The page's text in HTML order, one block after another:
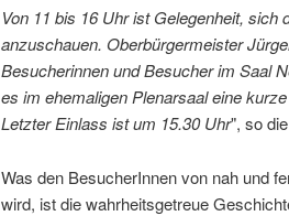
Von 11 bis 16 Uhr ist Gelegenheit, sich
anzuschauen. Oberbürgermeister
Besucherinnen und Besucher im Saal
es im ehemaligen Plenarsaal eine
Letzter Einlass ist um 15.30 Uhr", so die
Was den BesucherInnen von nah und
wird, ist die wahrheitsgetreue